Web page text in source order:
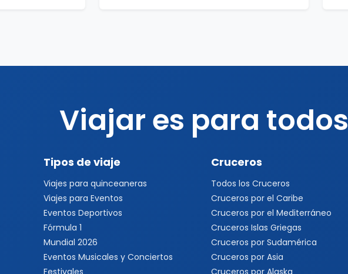
Viajar es para todos
Tipos de viaje
Viajes para quinceaneras
Viajes para Eventos
Eventos Deportivos
Fórmula 1
Mundial 2026
Eventos Musicales y Conciertos
Festivales
Cruceros
Todos los Cruceros
Cruceros por el Caribe
Cruceros por el Mediterráneo
Cruceros Islas Griegas
Cruceros por Sudamérica
Cruceros por Asia
Cruceros por Alaska